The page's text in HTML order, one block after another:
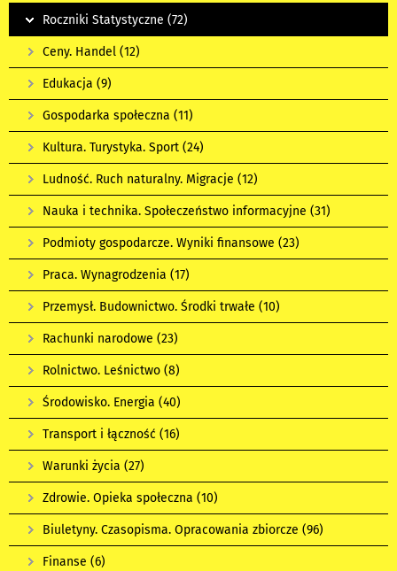
Roczniki Statystyczne (72)
Ceny. Handel (12)
Edukacja (9)
Gospodarka społeczna (11)
Kultura. Turystyka. Sport (24)
Ludność. Ruch naturalny. Migracje (12)
Nauka i technika. Społeczeństwo informacyjne (31)
Podmioty gospodarcze. Wyniki finansowe (23)
Praca. Wynagrodzenia (17)
Przemysł. Budownictwo. Środki trwałe (10)
Rachunki narodowe (23)
Rolnictwo. Leśnictwo (8)
Środowisko. Energia (40)
Transport i łączność (16)
Warunki życia (27)
Zdrowie. Opieka społeczna (10)
Biuletyny. Czasopisma. Opracowania zbiorcze (96)
Finanse (6)